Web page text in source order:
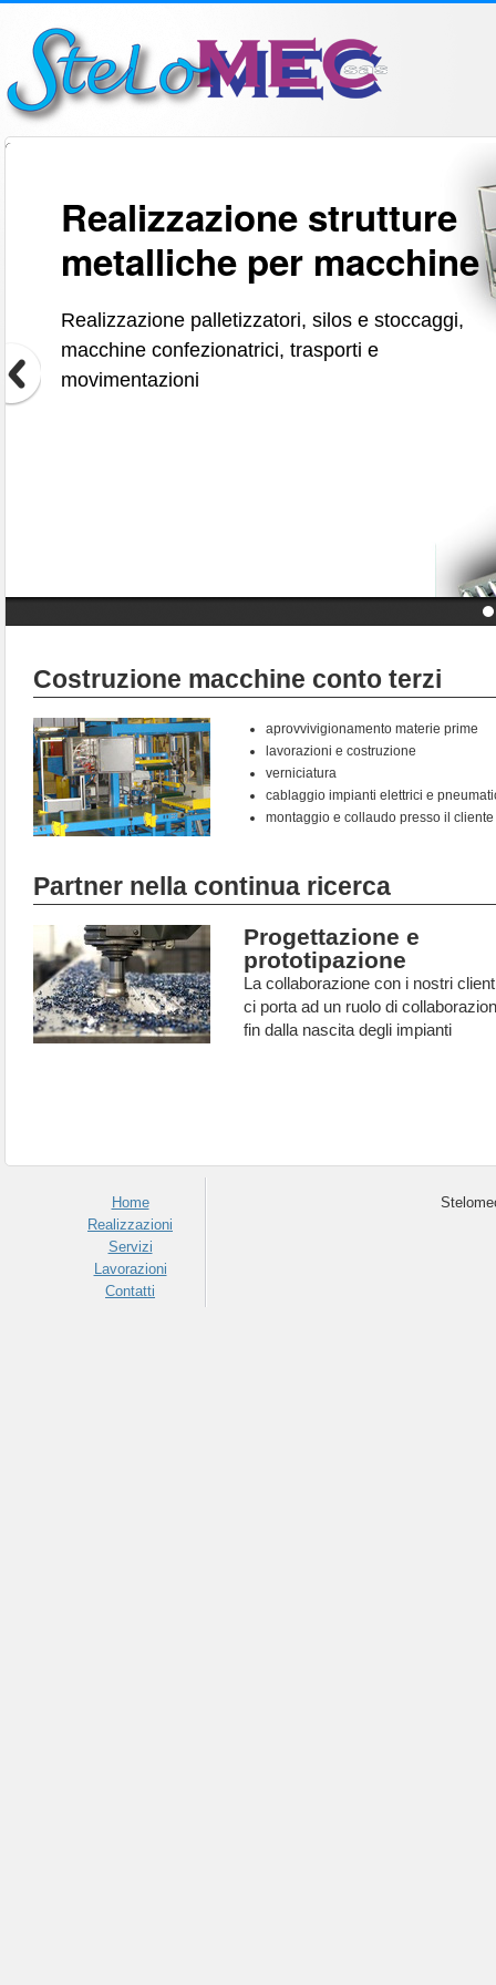
Realizzazione strutture
metalliche per macchine
Realizzazione palletizzatori, silos e stoccaggi,
macchine confezionatrici, trasporti e
movimentazioni
Costruzione macchine conto terzi
aprovvivigionamento materie prime
lavorazioni e costruzione
verniciatura
cablaggio impianti elettrici e
montaggio e collaudo presso il cliente
Partner nella continua ricerca
Progettazione e
prototipazione
La collaborazione con i nostri
ci porta ad un ruolo di
fin dalla nascita degli impianti
Home
Realizzazioni
Servizi
Lavorazioni
Contatti